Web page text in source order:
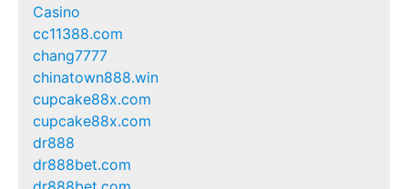
Casino
cc11388.com
chang7777
chinatown888.win
cupcake88x.com
cupcake88x.com
dr888
dr888bet.com